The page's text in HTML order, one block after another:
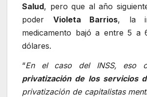
Salud, pero que al año
poder Violeta Barrios, la
medicamento bajó a entre 5 a
dólares.
“En el caso del INSS, eso
privatización de los servicios
privatización de capitalistas